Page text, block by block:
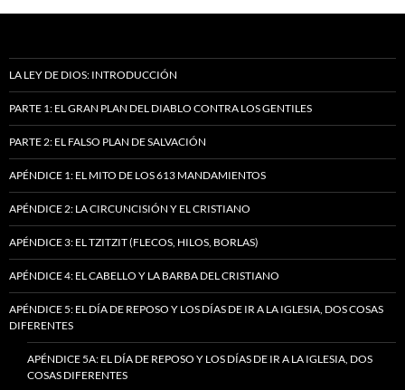
LA LEY DE DIOS: INTRODUCCIÓN
PARTE 1: EL GRAN PLAN DEL DIABLO CONTRA LOS GENTILES
PARTE 2: EL FALSO PLAN DE SALVACIÓN
APÉNDICE 1: EL MITO DE LOS 613 MANDAMIENTOS
APÉNDICE 2: LA CIRCUNCISIÓN Y EL CRISTIANO
APÉNDICE 3: EL TZITZIT (FLECOS, HILOS, BORLAS)
APÉNDICE 4: EL CABELLO Y LA BARBA DEL CRISTIANO
APÉNDICE 5: EL DÍA DE REPOSO Y LOS DÍAS DE IR A LA IGLESIA, DOS COSAS
DIFERENTES
APÉNDICE 5A: EL DÍA DE REPOSO Y LOS DÍAS DE IR A LA IGLESIA, DOS
COSAS DIFERENTES